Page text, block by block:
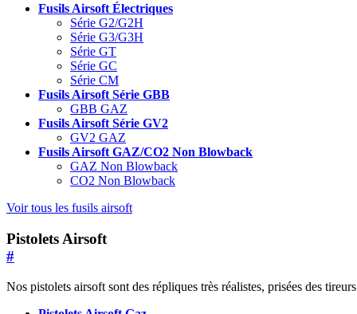
Fusils Airsoft Électriques
Série G2/G2H
Série G3/G3H
Série GT
Série GC
Série CM
Fusils Airsoft Série GBB
GBB GAZ
Fusils Airsoft Série GV2
GV2 GAZ
Fusils Airsoft GAZ/CO2 Non Blowback
GAZ Non Blowback
CO2 Non Blowback
Voir tous les fusils airsoft
Pistolets Airsoft
#
Nos pistolets airsoft sont des répliques très réalistes, prisées des